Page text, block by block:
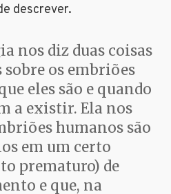
descrever.
nos diz duas coisas
os embriões
eles são e quando
a existir. Ela nos
humanos são
em um certo
prematuro) de
e que, na